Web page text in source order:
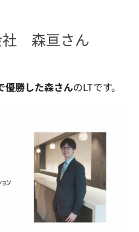
社 森亘さん
優勝した森さんのLTです。